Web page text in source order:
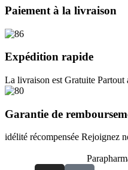
Paiement à la livraison
Expédition rapide
La livraison est Gratuite
Garantie de
idélité récompensée Rejoignez